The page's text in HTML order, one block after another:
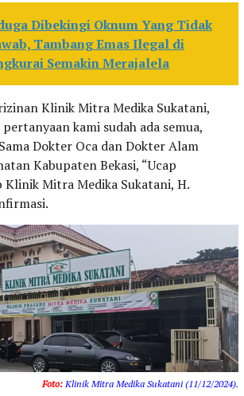
Dibekingi Oknum Yang Tidak
Tambang Emas Ilegal di
Semakin Merajalela
Klinik Mitra Medika Sukatani,
kami sudah ada semua,
Dokter Oca dan Dokter Alam
Kabupaten Bekasi, “Ucap
Klinik Mitra Medika Sukatani, H.
Foto: Klinik Mitra Medika Sukatani (11/12/2024).